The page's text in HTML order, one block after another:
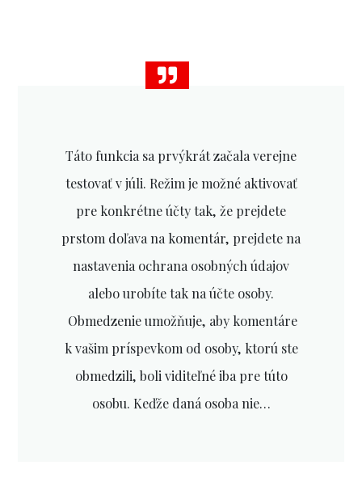
Táto funkcia sa prvýkrát začala verejne
testovať v júli. Režim je možné aktivovať
pre konkrétne účty tak, že prejdete
prstom doľava na komentár, prejdete na
nastavenia ochrana osobných údajov
alebo urobíte tak na účte osoby.
Obmedzenie umožňuje, aby komentáre
k vašim príspevkom od osoby, ktorú ste
obmedzili, boli viditeľné iba pre túto
osobu. Keďže daná osoba nie…